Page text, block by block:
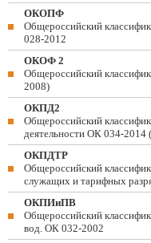
ОКОПФ
Общероссийский
028-2012
ОКОФ 2
Общероссийский
2008)
ОКПД2
Общероссийский
деятельности ОК 034-
ОКПДТР
Общероссийский
служащих и тарифных
ОКПИиПВ
Общероссийский
вод. ОК 032-2002